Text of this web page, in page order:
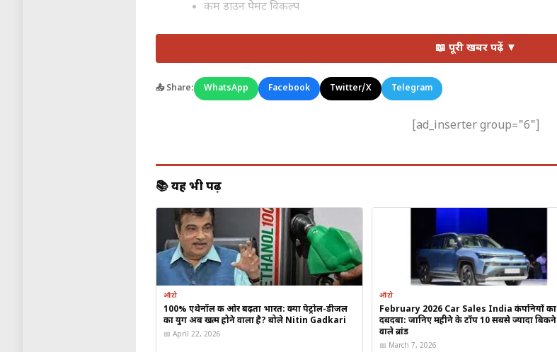
कम डाउन पेमेंट विकल्प
सीमित समय के लिए स्पेशल जनवरी ऑफर
कीमत और लीज
Mazda CX-30: किफायती लीज प्लान और फ्लेक्सिबल टर्म्स
Subaru Crosstrek: मजबूत ऑफ-रोड क्षमता, लेकिन अपेक्षाकृत महंगी लीज
फीचर्स
CX-30 में प्रीमियम केबिन, स्मूथ ड्राइव और बेहतर फ्यूल एफिशिएंसी
Crosstrek में ऑल-व्हील ड्राइव और एडवेंचर-फ्रेंडली डिजाइन
📖 पूरी खबर पढ़ें ▼
📤 Share: WhatsApp Facebook Twitter/X Telegram
[ad_inserter group="6"]
📚 यह भी पढ़ें
ऑटो
100% एथेनॉल की ओर बढ़ता भारत: क्या पेट्रोल-डीजल
का युग अब खत्म होने वाला है? बोले Nitin Gadkari
📅 April 22, 2026
ऑटो
February 2026 Car Sales India कंपनियों का
दबदबा: जानिए महीने के टॉप 10 सबसे ज्यादा बिकने
वाले ब्रांड
📅 March 7, 2026